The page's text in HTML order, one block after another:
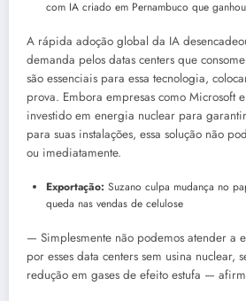
com IA criado em Pernambuco que
A rápida adoção global da IA
demanda pelos datas centers que
são essenciais para essa tecnologia,
prova. Embora empresas como Microsoft
investido em energia nuclear para
para suas instalações, essa solução não
ou imediatamente.
Exportação: Suzano culpa mudança no
queda nas vendas de celulose
— Simplesmente não podemos atender a
por esses data centers sem usina nuclear,
redução em gases de efeito estufa —